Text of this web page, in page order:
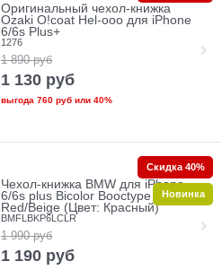
Оригинальный чехол-книжка
Ozaki O!coat Hel-ooo для iPhone
6/6s Plus+
1276
1 890 руб
1 130 руб
выгода 760 рубили 40%
Чехол-книжка BMW для iPhone
6/6s plus Bicolor Booctype
Red/Beige (Цвет: Красный)
BMFLBKP6LCLR
1 990 руб
1 190 руб
Скидка 40%
Новинка